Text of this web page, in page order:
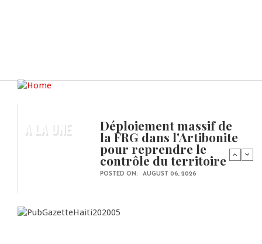
A LA UNE Déploiement massif de
la FRG dans l'Artibonite
pour reprendre le
contrôle du territoire
POSTED ON: AUGUST 06, 2026